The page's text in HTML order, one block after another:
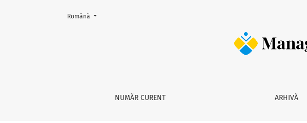
Discontinuitati in traseul pacientului - provocari si solutii pentru
NUMĂR CURENT ARHIVĂ
Schimbați limba. Limba curentă este:
Română